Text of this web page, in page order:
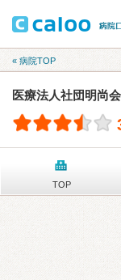
« 病院TOP
医療法人社団明尚会
TOP